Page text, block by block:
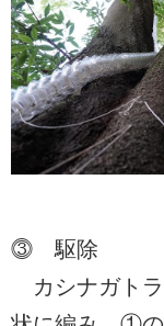
⓷ 駆除
カシナガトラ